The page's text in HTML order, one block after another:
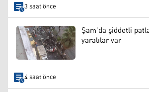
3 saat önce
Şam’da şiddetli
yaralılar var
4 saat önce